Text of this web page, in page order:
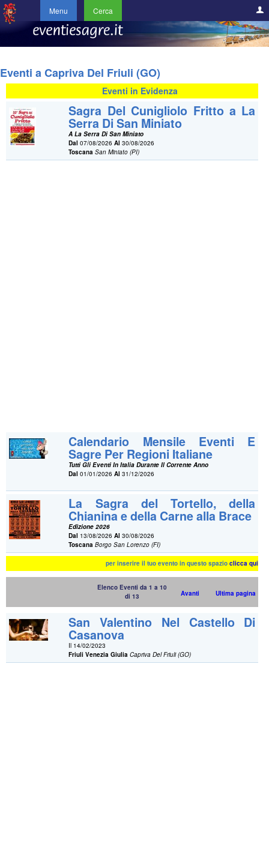
Menu Cerca
Eventi a Capriva Del Friuli (GO)
Eventi in Evidenza
Sagra Del Cunigliolo Fritto a La
Serra Di San Miniato
A La Serra Di San Miniato
Dal 07/08/2026Al 30/08/2026
Toscana San Miniato (PI)
Calendario Mensile Eventi E
Sagre Per Regioni Italiane
Tutti Gli Eventi In Italia Durante Il Corrente Anno
Dal 01/01/2026Al 31/12/2026
La Sagra del Tortello, della
Chianina e della Carne alla Brace
Edizione 2026
Dal 13/08/2026Al 30/08/2026
Toscana Borgo San Lorenzo (FI)
per inserire il tuo evento in questo spazioclicca qui
Elenco Eventi da 1 a 10
di 13
Avanti Ultima pagina
San Valentino Nel Castello Di
Casanova
Il 14/02/2023
Friuli Venezia Giulia Capriva Del Friuli (GO)